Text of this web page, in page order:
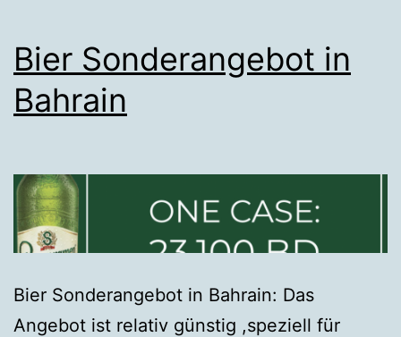
Bier Sonderangebot in
Bahrain
Bier Sonderangebot in Bahrain: Das
Angebot ist relativ günstig ,speziell für